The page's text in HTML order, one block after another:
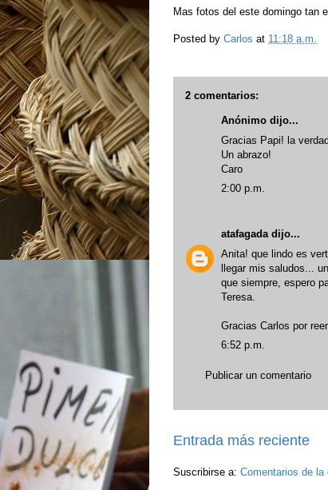
Mas fotos del este domingo tan
Posted by Carlos at 11:18 a.m.
2 comentarios:
Anónimo dijo...
Gracias Papi! la
Un abrazo!
Caro
2:00 p.m.
atafagadadijo...
Anita! que lindo es
llegar mis saludos...
que siempre, espero
Teresa.
Gracias Carlos por
6:52 p.m.
Publicar un comentario
Entrada más reciente
Suscribirse a: Comentarios de la